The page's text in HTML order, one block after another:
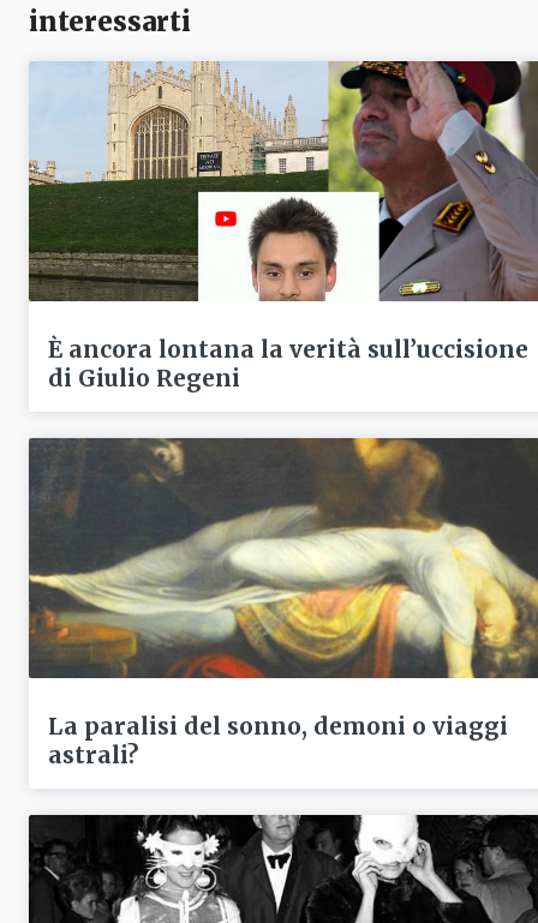
interessarti
È ancora lontana la verità sull’uccisione
di Giulio Regeni
La paralisi del sonno, demoni o viaggi
astrali?